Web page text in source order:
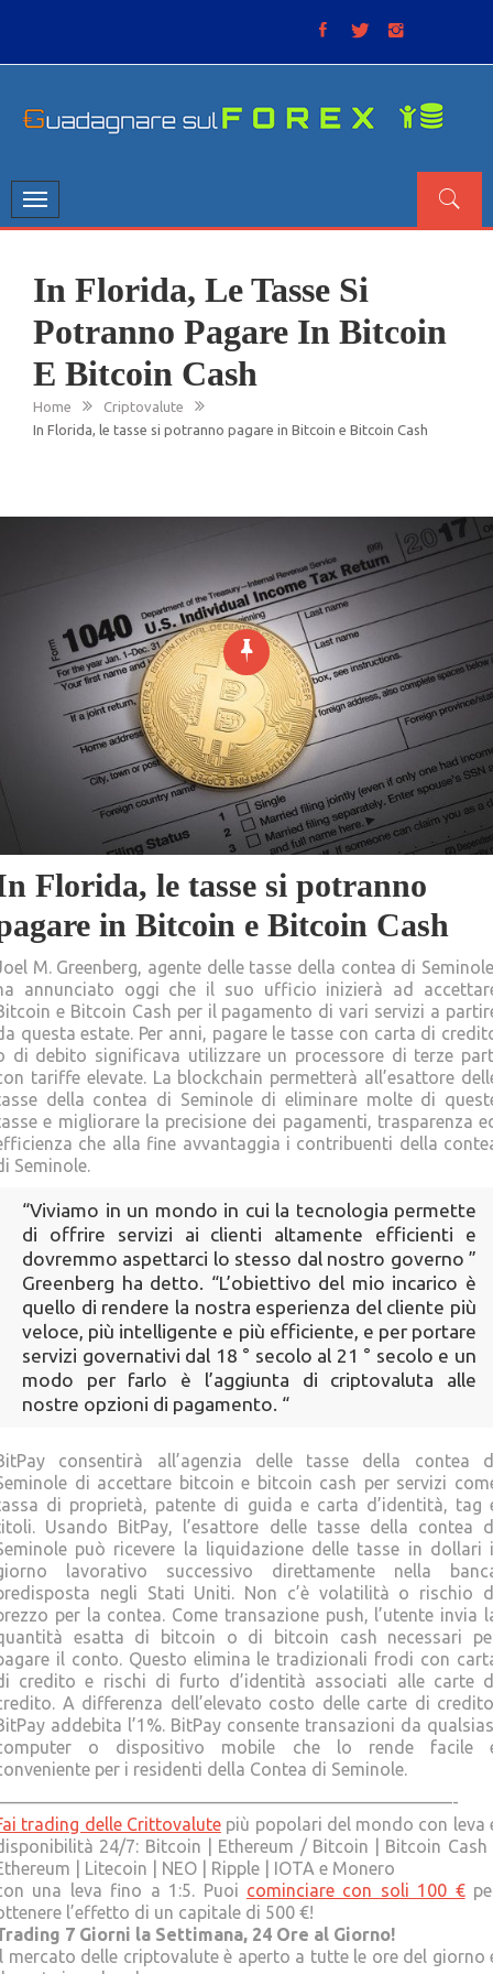
Toggle
navigation
In Florida, Le Tasse Si
Potranno Pagare In Bitcoin
E Bitcoin Cash
Home
Criptovalute
In Florida, le tasse si potranno pagare in Bitcoin e Bitcoin Cash
Florida, le tasse si potranno
in Bitcoin e Bitcoin Cash
M. Greenberg, agente delle tasse della contea di
annunciato oggi che il suo ufficio inizierà ad
e Bitcoin Cash per il pagamento di vari servizi a
questa estate. Per anni, pagare le tasse con carta di
di debito significava utilizzare un processore di terze
tariffe elevate. La blockchain permetterà all’esattore
della contea di Seminole di eliminare molte di
e migliorare la precisione dei pagamenti, trasparenza
che alla fine avvantaggia i contribuenti della
Seminole.
“Viviamo in un mondo in cui la tecnologia permette
di offrire servizi ai clienti altamente efficienti e
dovremmo aspettarci lo stesso dal nostro governo ”
Greenberg ha detto. “L’obiettivo del mio incarico è
quello di rendere la nostra esperienza del cliente più
veloce, più intelligente e più efficiente, e per portare
servizi governativi dal 18 ° secolo al 21 ° secolo e un
modo per farlo è l’aggiunta di criptovaluta alle
nostre opzioni di pagamento. “
consentirà all’agenzia delle tasse della contea
di accettare bitcoin e bitcoin cash per servizi
di proprietà, patente di guida e carta d’identità, tag
Usando BitPay, l’esattore delle tasse della contea
può ricevere la liquidazione delle tasse in dollari
lavorativo successivo direttamente nella
negli Stati Uniti. Non c’è volatilità o rischio
per la contea. Come transazione push, l’utente invia
esatta di bitcoin o di bitcoin cash necessari
il conto. Questo elimina le tradizionali frodi con
credito e rischi di furto d’identità associati alle carte
A differenza dell’elevato costo delle carte di
addebita l’1%. BitPay consente transazioni da
o dispositivo mobile che lo rende facile
per i residenti della Contea di Seminole.
trading delle Crittovalutepiù popolari del mondo con leva
24/7: Bitcoin | Ethereum / Bitcoin | Bitcoin Cash
| Litecoin | NEO | Ripple | IOTA e Monero
una leva fino a 1:5. Puoi cominciare con soli 100 €
l’effetto di un capitale di 500 €!
7 Giorni la Settimana, 24 Ore al Giorno!
mercato delle criptovalute è aperto a tutte le ore del giorno